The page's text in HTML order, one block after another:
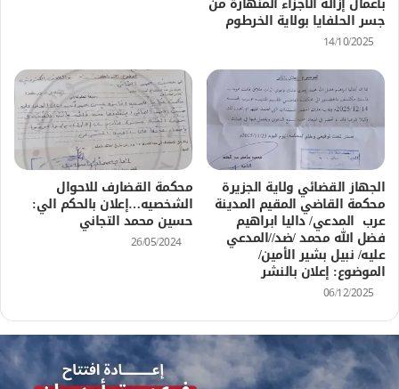
جسر الحلفايا بولاية الخرطوم
14/10/2025
الجهاز القضائي ولاية الجزيرة
محكمة القاضي المقيم المدينة
عرب المدعي/ داليا ابراهيم
فضل الله محمد /ضد//المدعي
عليه/ نبيل بشير الأمين/
الموضوع: إعلان بالنشر
06/12/2025
محكمة القضارف للاحوال
الشخصيه…إعلان بالحكم الي:
حسين محمد التجاني
26/05/2024